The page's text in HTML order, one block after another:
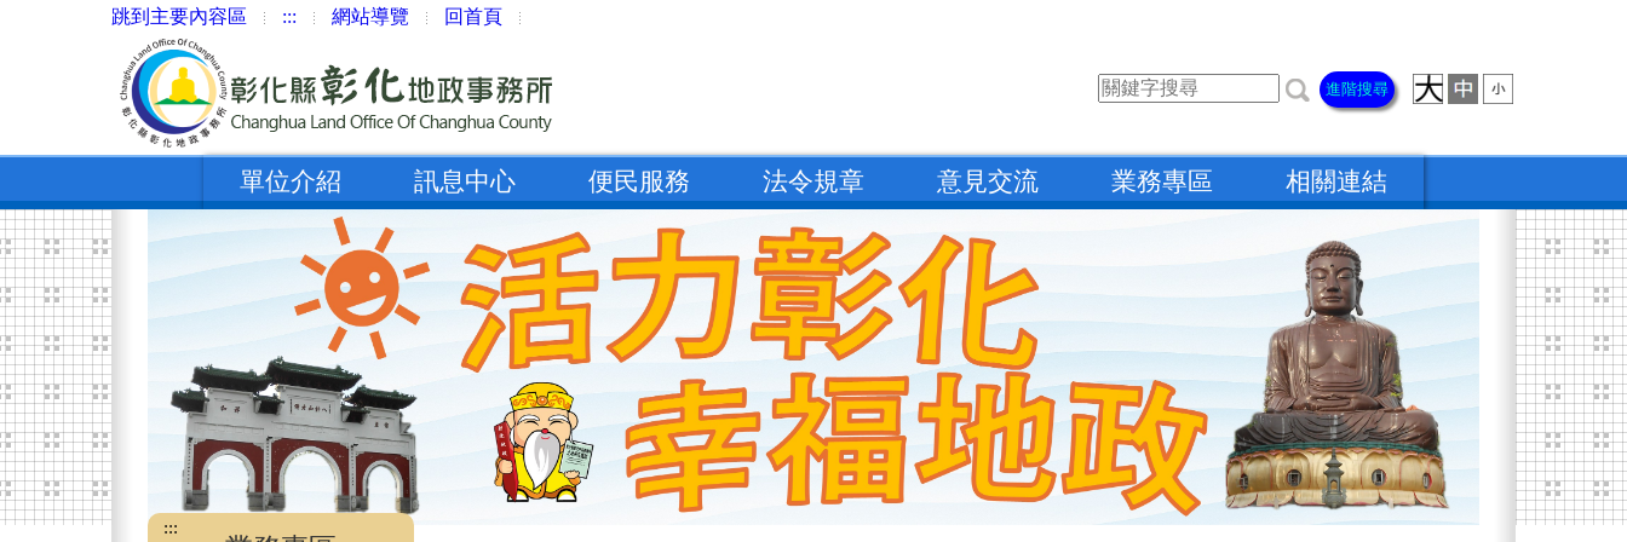
跳到主要內容區 ::: 網站導覽 回首頁
進階搜尋
單位介紹 訊息中心 便民服務 法令規章 意見交流 業務專區 相關連結
:::